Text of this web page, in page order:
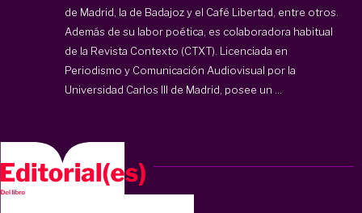
de Madrid, la de Badajoz y el Café Libertad, entre otros.
Además de su labor poética, es colaboradora habitual
de la Revista Contexto (CTXT). Licenciada en
Periodismo y Comunicación Audiovisual por la
Universidad Carlos III de Madrid, posee un ...